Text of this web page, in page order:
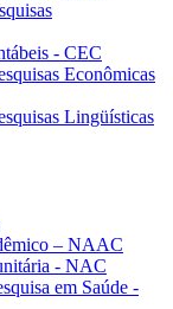
- CEC
Econômicas
Lingüísticas
– NAAC
- NAC
em Saúde -